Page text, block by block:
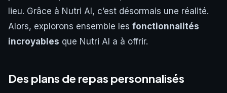
lieu. Grâce à Nutri AI, c’est désormais une réalité.
Alors, explorons ensemble les fonctionnalités
incroyables que Nutri AI a à offrir.
Des plans de repas personnalisés